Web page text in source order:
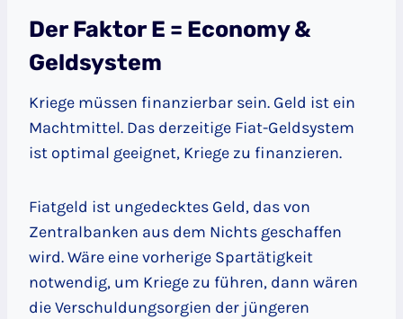
Der Faktor E = Economy &
Geldsystem
Kriege müssen finanzierbar sein. Geld ist ein
Machtmittel. Das derzeitige Fiat-Geldsystem
ist optimal geeignet, Kriege zu finanzieren.
Fiatgeld ist ungedecktes Geld, das von
Zentralbanken aus dem Nichts geschaffen
wird. Wäre eine vorherige Spartätigkeit
notwendig, um Kriege zu führen, dann wären
die Verschuldungsorgien der jüngeren